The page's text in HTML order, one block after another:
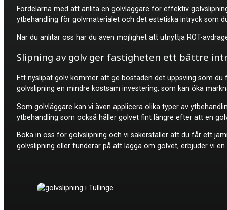
Fördelarna med att anlita en golvläggare för effektiv
ytbehandling för golvmaterialet och det estetiska intryck som
När du anlitar oss har du även möjlighet att utnyttja ROT-
Slipning av golv ger fastigheten ett bättre
Ett nyslipat golv kommer att ge bostaden det uppsving som
golvslipning en mindre kostsam investering, som kan öka
Som golvläggare kan vi även applicera olika typer av
ytbehandling som också håller golvet fint längre efter att en
Boka in oss för golvslipning och vi säkerställer att du får ett
golvslipning eller funderar på att lägga om golvet, erbjuder vi